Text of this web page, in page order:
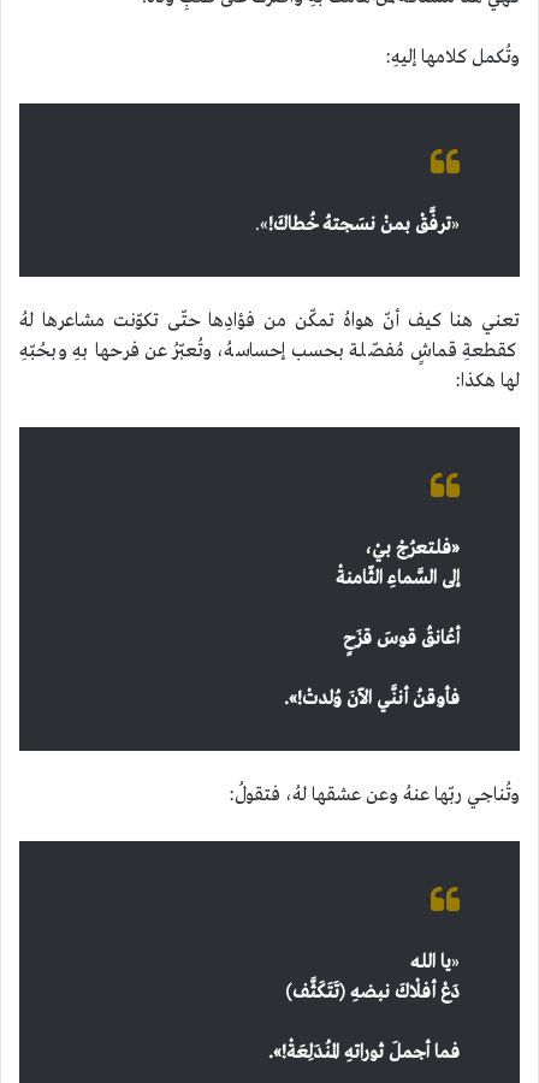
وتُكمل كلامها إليهِ:
«ترفَّقْ بمنْ نسَجتهُ خُطاكَ!».
تعني هنا كيف أنّ هواهُ تمكّن من فؤادِها حتّى تكوّنت مشاعرها لهُ
كقطعةِ قماشٍ مُفصّلة بحسب إحساسهُ، وتُعبّرُ عن فرحها بهِ وبحُبّهِ
لها هكذا:
«فلتعرُجْ بيْ،
إلى السَّماءِ الثّامنةْ
أعُانقُ قوسَ قزَحٍ
فأوقنُ أننَّي الآنَ وُلدتْ!»
.
وتُناجي ربّها عنهُ وعن عشقها لهُ، فتقولُ:
«يا الله
دَعْ أفلْاكَ نبضهِ (تَتَكَثَّف)
فما أجملَ ثوراتهِ المنُدَلِعَةْ!»
.